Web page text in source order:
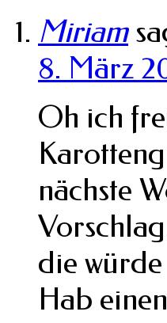
Miriam
8. März
Oh ich
nächste
die
Hab